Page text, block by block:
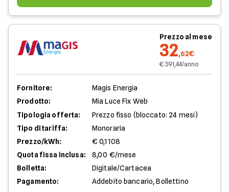
Prezzo al mese
32,62€
€ 391,44/anno
Fornitore:
Magis Energia
Prodotto:
Mia Luce Fix Web
Tipologia offerta:
Prezzo fisso (bloccato: 24 mesi)
Tipo di tariffa:
Monoraria
Prezzo/kWh:
€ 0,1108
Quota fissa inclusa:
8,00 €/mese
Bolletta:
Digitale/Cartacea
Pagamento:
Addebito bancario, Bollettino